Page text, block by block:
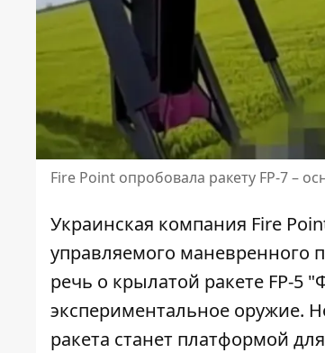
Fire Point опробовала ракету FP-7 –
Украинская компания Fire
управляемого маневренного
речь о крылатой ракете FP-5
экспериментальное оружие.
ракета станет платформой